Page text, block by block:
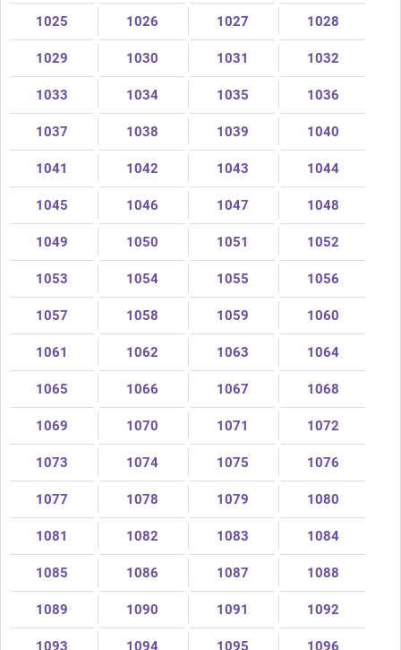
1025 1026 1027 1028
1029 1030 1031 1032
1033 1034 1035 1036
1037 1038 1039 1040
1041 1042 1043 1044
1045 1046 1047 1048
1049 1050 1051 1052
1053 1054 1055 1056
1057 1058 1059 1060
1061 1062 1063 1064
1065 1066 1067 1068
1069 1070 1071 1072
1073 1074 1075 1076
1077 1078 1079 1080
1081 1082 1083 1084
1085 1086 1087 1088
1089 1090 1091 1092
1093 1094 1095 1096